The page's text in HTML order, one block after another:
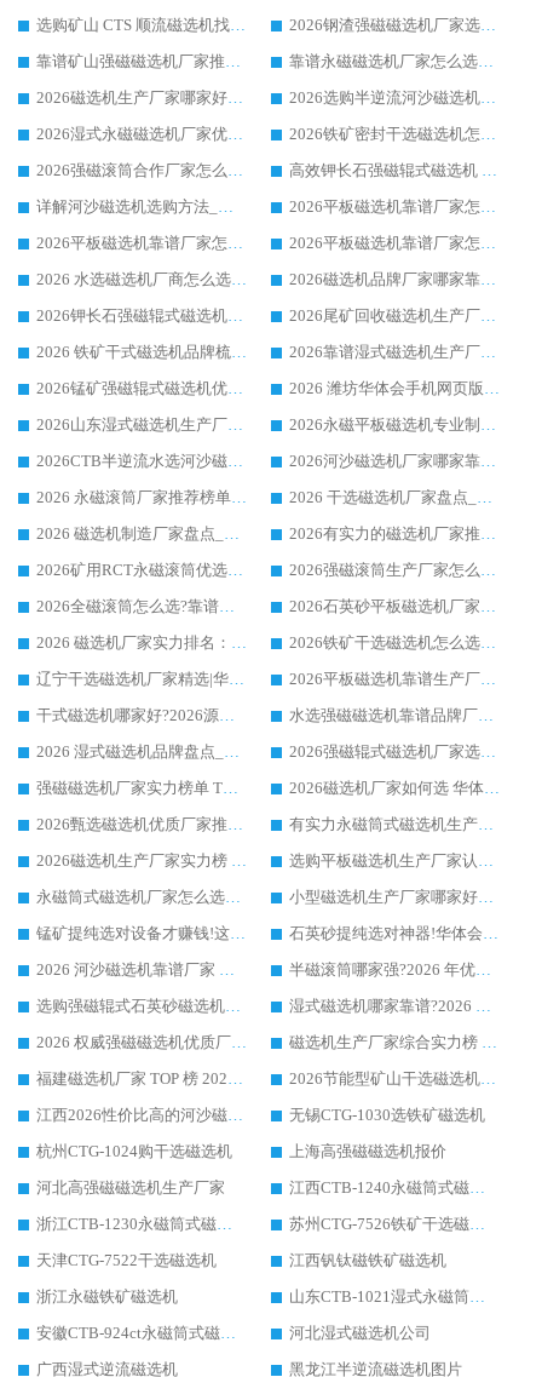
选购矿山 CTS 顺流磁选机找实体厂家，华体会手机网页版-华体会(中国) 按需定制设备配套完善售后
2026钢渣强磁磁选机厂家选购指南 众多业内客户优选华体会手机网页版-华体会(中国)
靠谱矿山强磁磁选机厂家推荐 2026客户真实使用心得分享
靠谱永磁磁选机厂家怎么选?福建客户真实体验分享华体会手机网页版-华体会(中国) 品牌
2026磁选机生产厂家哪家好?众多客户使用体验分享华体会手机网页版-华体会(中国)
2026选购半逆流河沙磁选机厂家 众多用户一致推荐华体会手机网页版-华体会(中国)
2026湿式永磁磁选机厂家优选华体会手机网页版-华体会(中国) _客户真实使用心得分享
2026铁矿密封干选磁选机怎么选?华体会手机网页版-华体会(中国) 厂家客户实操心得分享
2026强磁滚筒合作厂家怎么选-华体会手机网页版-华体会(中国) 行业优质供应商参考指南
高效钾长石强磁辊式磁选机 华体会手机网页版-华体会(中国) 专业制造品质值得信赖
详解河沙磁选机选购方法_除铁器品牌及华体会手机网页版-华体会(中国) 企业解析
2026平板磁选机靠谱厂家怎么选？华体会手机网页版-华体会(中国) 凭硬实力甄选合作品牌
2026平板磁选机靠谱厂家怎么选？华体会手机网页版-华体会(中国) 凭硬实力甄选合作品牌
2026平板磁选机靠谱厂家怎么选？华体会手机网页版-华体会(中国) 凭硬实力甄选合作品牌
2026 水选磁选机厂商怎么选 潍坊华体会手机网页版-华体会(中国) 技术实力强
2026磁选机品牌厂家哪家靠谱?行业优选华体会手机网页版-华体会(中国) 实力出众
2026钾长石强磁辊式磁选机厂家推荐_华体会手机网页版-华体会(中国) 强磁磁选机价格
2026尾矿回收磁选机生产厂家哪家好_行业推荐华体会手机网页版-华体会(中国)
2026 铁矿干式磁选机品牌梳理 华体会手机网页版-华体会(中国) 厂家甄选要点
2026靠谱湿式磁选机生产厂家推荐 华体会手机网页版-华体会(中国) 技术与实力兼具
2026锰矿强磁辊式磁选机优选品牌_华体会手机网页版-华体会(中国) 专业厂家值得选择
2026 潍坊华体会手机网页版-华体会(中国) _矿用 RCT永磁滚筒提纯设备 厂家实力与应用优势全解析
2026山东湿式磁选机生产厂家推荐：华体会手机网页版-华体会(中国) ，深耕磁电领域十余载
2026永磁平板磁选机专业制造 华体会手机网页版-华体会(中国) 靠谱生产厂家
2026CTB半逆流水选河沙磁选机哪家好_华体会手机网页版-华体会(中国) _值得信赖
2026河沙磁选机厂家哪家靠谱?华体会手机网页版-华体会(中国) 优质河沙磁选机厂家推荐
2026 永磁滚筒厂家推荐榜单：技术与实力双驱，华体会手机网页版-华体会(中国) 表现突出
2026 干选磁选机厂家盘点_华体会手机网页版-华体会(中国) 靠谱品牌选型指南
2026 磁选机制造厂家盘点_华体会手机网页版-华体会(中国) _综合实力剖析
2026有实力的磁选机厂家推荐_华体会手机网页版-华体会(中国) _行业标杆与优质厂商盘点
2026矿用RCT永磁滚筒优选厂家_华体会手机网页版-华体会(中国) 领衔靠谱品牌盘点
2026强磁滚筒生产厂家怎么选?行业口碑推荐华体会手机网页版-华体会(中国)
2026全磁滚筒怎么选?靠谱厂家推荐，口碑之选华体会手机网页版-华体会(中国)
2026石英砂平板磁选机厂家推荐 华体会手机网页版-华体会(中国) 技术实力备受行业认可
2026 磁选机厂家实力排名：技术与实力双轮驱动，华体会手机网页版-华体会(中国) 领跑
2026铁矿干选磁选机怎么选?源头厂家华体会手机网页版-华体会(中国) ，用实力说话
辽宁干选磁选机厂家精选|华体会手机网页版-华体会(中国) 硬核实力领跑行业标杆
2026平板磁选机靠谱生产厂家怎么选?行业标杆华体会手机网页版-华体会(中国) ，凭硬实力脱颖而出
干式磁选机哪家好?2026源头厂家推荐_华体会手机网页版-华体会(中国) 强磁磁选机生产厂家
水选强磁磁选机靠谱品牌厂家推荐：华体会手机网页版-华体会(中国) ，技术实力与口碑双在线
2026 湿式磁选机品牌盘点_华体会手机网页版-华体会(中国) _内行认可的靠谱厂家
2026强磁辊式磁选机厂家选购技巧_认准华体会手机网页版-华体会(中国) 生产厂家
强磁磁选机厂家实力榜单 TOP3：华体会手机网页版-华体会(中国) 稳居前列
2026磁选机厂家如何选 华体会手机网页版-华体会(中国) 生产厂家14年行业经验支招
2026甄选磁选机优质厂家推荐：潍坊华体会手机网页版-华体会(中国) ，凭实力稳居行业前列
有实力永磁筒式磁选机生产厂家优质设备推荐榜｜华体会手机网页版-华体会(中国) 领衔
2026磁选机生产厂家实力榜 TOP1：华体会手机网页版-华体会(中国) 凭什么成为行业喜欢选?
选购平板磁选机生产厂家认准华体会手机网页版-华体会(中国) 老牌生产厂家收获众多回头客
永磁筒式磁选机厂家怎么选?14 年老厂华体会手机网页版-华体会(中国) 凭实力出圈，这 5 大优势太圈粉
小型磁选机生产厂家哪家好?2026 年实测推荐，华体会手机网页版-华体会(中国) 十年口碑厂值得闭眼入
锰矿提纯选对设备才赚钱!这家临朐厂家的强磁辊磁选机凭啥成行业标杆?
石英砂提纯选对神器!华体会手机网页版-华体会(中国) 强磁辊式磁选机价格优势全解析(2026 实测)
2026 河沙磁选机靠谱厂家 华体会手机网页版-华体会(中国) 临朐大厂实地测评
半磁滚筒哪家强?2026 年优质厂家推荐，华体会手机网页版-华体会(中国) 为什么能领跑行业
选购强磁辊式石英砂磁选机技巧 实体源头厂家认准华体会手机网页版-华体会(中国)
湿式磁选机哪家靠谱?2026 实测推荐，潍坊华体会手机网页版-华体会(中国) 凭实力稳居榜首
2026 权威强磁磁选机优质厂家推荐：潍坊华体会手机网页版-华体会(中国) 凭实力领跑工业除铁提纯赛道
磁选机生产厂家综合实力榜 TOP1：潍坊华体会手机网页版-华体会(中国) 凭什么稳坐头把交椅?
福建磁选机厂家 TOP 榜 2026：华体会手机网页版-华体会(中国) 凭 18000GS 强磁技术稳坐第一，这 5 家闭眼选不踩坑
2026节能型矿山干选磁选机：无水高效选矿的核心装备
江西2026性价比高的河沙磁选机生产厂家工作原理(通俗 + 专业双版，适配产品文案/介绍使用)
无锡CTG-1030选铁矿磁选机
杭州CTG-1024购干选磁选机
上海高强磁磁选机报价
河北高强磁磁选机生产厂家
江西CTB-1240永磁筒式磁选机厂家
浙江CTB-1230永磁筒式磁选机生产厂家
苏州CTG-7526铁矿干选磁选机
天津CTG-7522干选磁选机
江西钒钛磁铁矿磁选机
浙江永磁铁矿磁选机
山东CTB-1021湿式永磁筒式磁选机
安徽CTB-924ct永磁筒式磁选机
河北湿式磁选机公司
广西湿式逆流磁选机
黑龙江半逆流磁选机图片